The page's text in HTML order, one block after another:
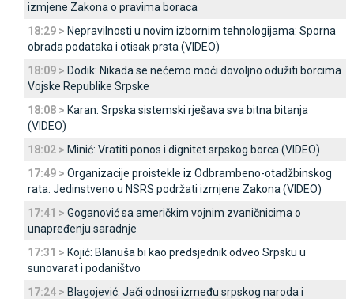
izmjene Zakona o pravima boraca
18:29 > Nepravilnosti u novim izbornim tehnologijama: Sporna
obrada podataka i otisak prsta (VIDEO)
18:09 > Dodik: Nikada se nećemo moći dovoljno odužiti borcima
Vojske Republike Srpske
18:08 > Karan: Srpska sistemski rješava sva bitna bitanja
(VIDEO)
18:02 > Minić: Vratiti ponos i dignitet srpskog borca (VIDEO)
17:49 > Organizacije proistekle iz Odbrambeno-otadžbinskog
rata: Јedinstveno u NSRS podržati izmjene Zakona (VIDEO)
17:41 > Goganović sa američkim vojnim zvaničnicima o
unapređenju saradnje
17:31 > Kojić: Blanuša bi kao predsjednik odveo Srpsku u
sunovarat i podaništvo
17:24 > Blagojević: Јači odnosi između srpskog naroda i